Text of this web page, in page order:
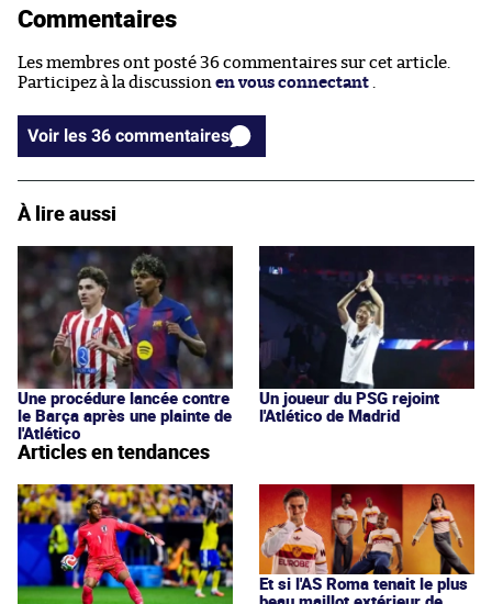
Commentaires
Les membres ont posté 36 commentaires sur cet article.
Participez à la discussion en vous connectant .
Voir les 36 commentaires
À lire aussi
Une procédure lancée contre
le Barça après une plainte de
l'Atlético
Un joueur du PSG rejoint
l'Atlético de Madrid
Articles en tendances
Et si l'AS Roma tenait le plus